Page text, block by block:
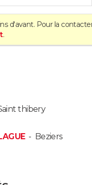
d'avant. Pour la
.
thibery
- Beziers